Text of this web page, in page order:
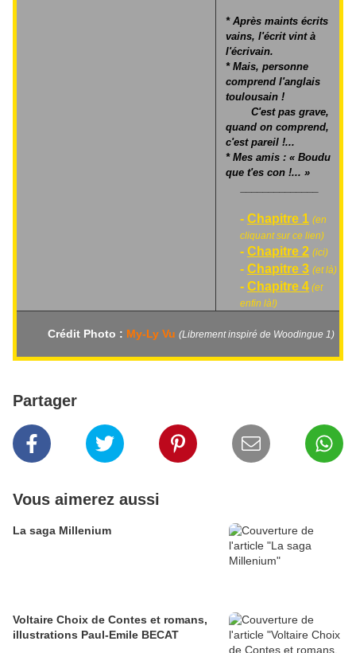
* Après maints écrits
vains, l'écrit vint à
l'écrivain.
* Mais, personne
comprend l'anglais
toulousain !
C'est pas grave,
quand on comprend,
c'est pareil !...
* Mes amis : « Boudu
que t'es con !... »
- Chapitre 1 (en
cliquant sur ce lien)
- Chapitre 2 (ici)
- Chapitre 3 (et là)
- Chapitre 4 (et
enfin là!)
Crédit Photo : My-Ly Vu (Librement inspiré de Woodingue 1)
Partager
Vous aimerez aussi
La saga Millenium
Voltaire Choix de Contes et romans,
illustrations Paul-Emile BECAT